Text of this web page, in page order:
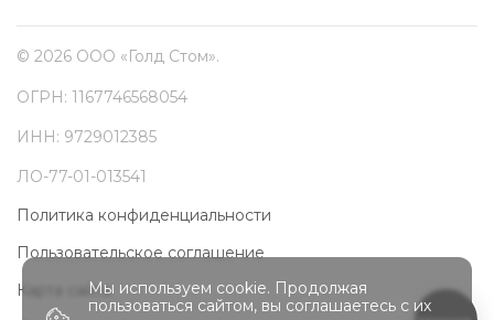
© 2026 ООО «Голд Стом».
ОГРН: 1167746568054
ИНН: 9729012385
ЛО-77-01-013541
Политика конфиденциальности
Пользовательское соглашение
Карта сайтаМы используем cookie. Продолжая
пользоваться сайтом, вы соглашаетеcь с их